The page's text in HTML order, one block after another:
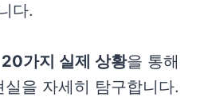
다.
20가지 실제 상황을 통해
실을 자세히 탐구합니다.